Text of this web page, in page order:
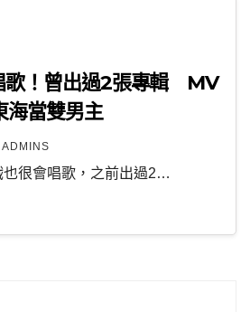
歌！曾出過2張專輯 MV
海當雙男主
ADMINS
很會唱歌，之前出過2…